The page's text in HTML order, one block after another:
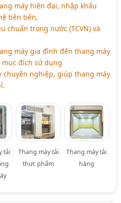
máy hiện đại, nhập khẩu
tiên tiến,
chuẩn trong nước (TCVN) và
máy gia đình đến thang máy
đích sử dụng
nghiệp, giúp thang máy
tải
Thang máy tải
thực phẩm
Thang máy tải
hàng